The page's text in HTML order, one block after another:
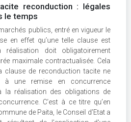
reconduction : légales
le temps
publics, entré en vigueur le
en effet qu’une telle clause est
doit obligatoirement
maximale contractualisée. Cela
clause de reconduction tacite ne
à une remise en concurrence
la réalisation des obligations de
C’est à ce titre qu’en
de Paita, le Conseil d’Etat a